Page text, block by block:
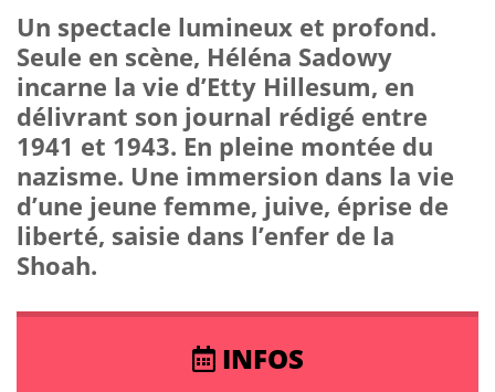
Un spectacle lumineux et profond.
Seule en scène, Héléna Sadowy
incarne la vie d’Etty Hillesum, en
délivrant son journal rédigé entre
1941 et 1943. En pleine montée du
nazisme. Une immersion dans la vie
d’une jeune femme, juive, éprise de
liberté, saisie dans l’enfer de la
Shoah.
INFOS